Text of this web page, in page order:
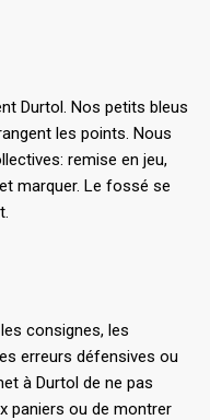
Durtol. Nos petits bleus
les points. Nous
remise en jeu,
marquer. Le fossé se
consignes, les
erreurs défensives ou
à Durtol de ne pas
paniers ou de montrer